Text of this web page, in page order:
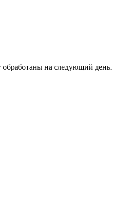
обработаны на следующий день.